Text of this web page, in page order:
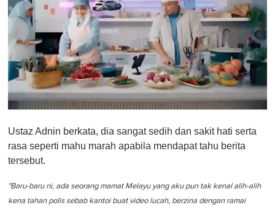
f
1
i
u
e
Ustaz Adnin berkata, dia sangat sedih dan sakit hati serta
rasa seperti mahu marah apabila mendapat tahu berita
tersebut.
"Baru-baru ni, ada seorang mamat Melayu yang aku pun tak kenal alih-alih
kena tahan polis sebab kantoi buat video lucah, berzina dengan ramai